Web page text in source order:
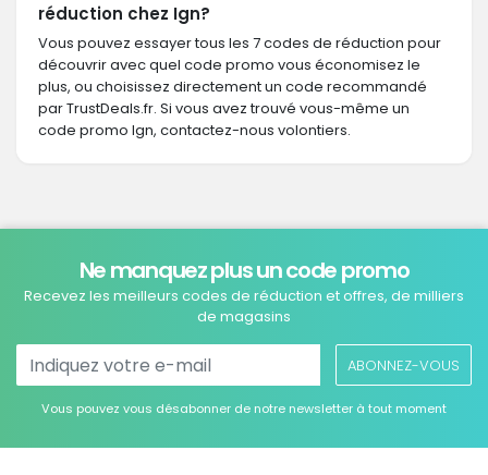
réduction chez Ign?
Vous pouvez essayer tous les 7 codes de réduction pour
découvrir avec quel code promo vous économisez le
plus, ou choisissez directement un code recommandé
par TrustDeals.fr. Si vous avez trouvé vous-même un
code promo Ign, contactez-nous volontiers.
Ne manquez plus un code promo
Recevez les meilleurs codes de réduction et offres, de milliers
de magasins
ABONNEZ-VOUS
Vous pouvez vous désabonner de notre newsletter à tout moment